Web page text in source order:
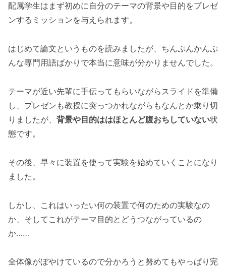
配属学生はまず初めに自分のテーマの背景や目的をプレゼ
ンするミッションを与えられます。
はじめて論文というものを読みましたが、ちんぷんかんぷ
んな専門用語ばかりで本当に意味が分かりませんでした。
テーマが近い先輩に手伝ってもらいながらスライドを準備
し、プレゼンも教授に突っつかれながらもなんとか乗り切
りましたが、 背景や目的ははほとんど腹おちしていない状
態です。
その後、早々に装置を使って実験を始めていくことになり
ました。
しかし、これはいったい何の装置で何のための実験なの
か、そしてこれがテーマ目的とどうつながっているの
か……
全体像がぼやけているので分かろうと努めてもやっぱり完